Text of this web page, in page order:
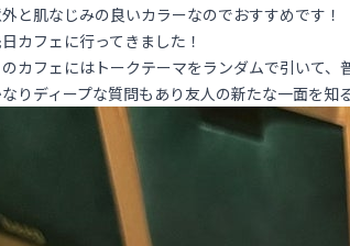
と肌なじみの良いカラーなのでおすすめです！
カフェに行ってきました！
のカフェにはトークテーマをランダムで引いて
りディープな質問もあり友人の新たな一面を